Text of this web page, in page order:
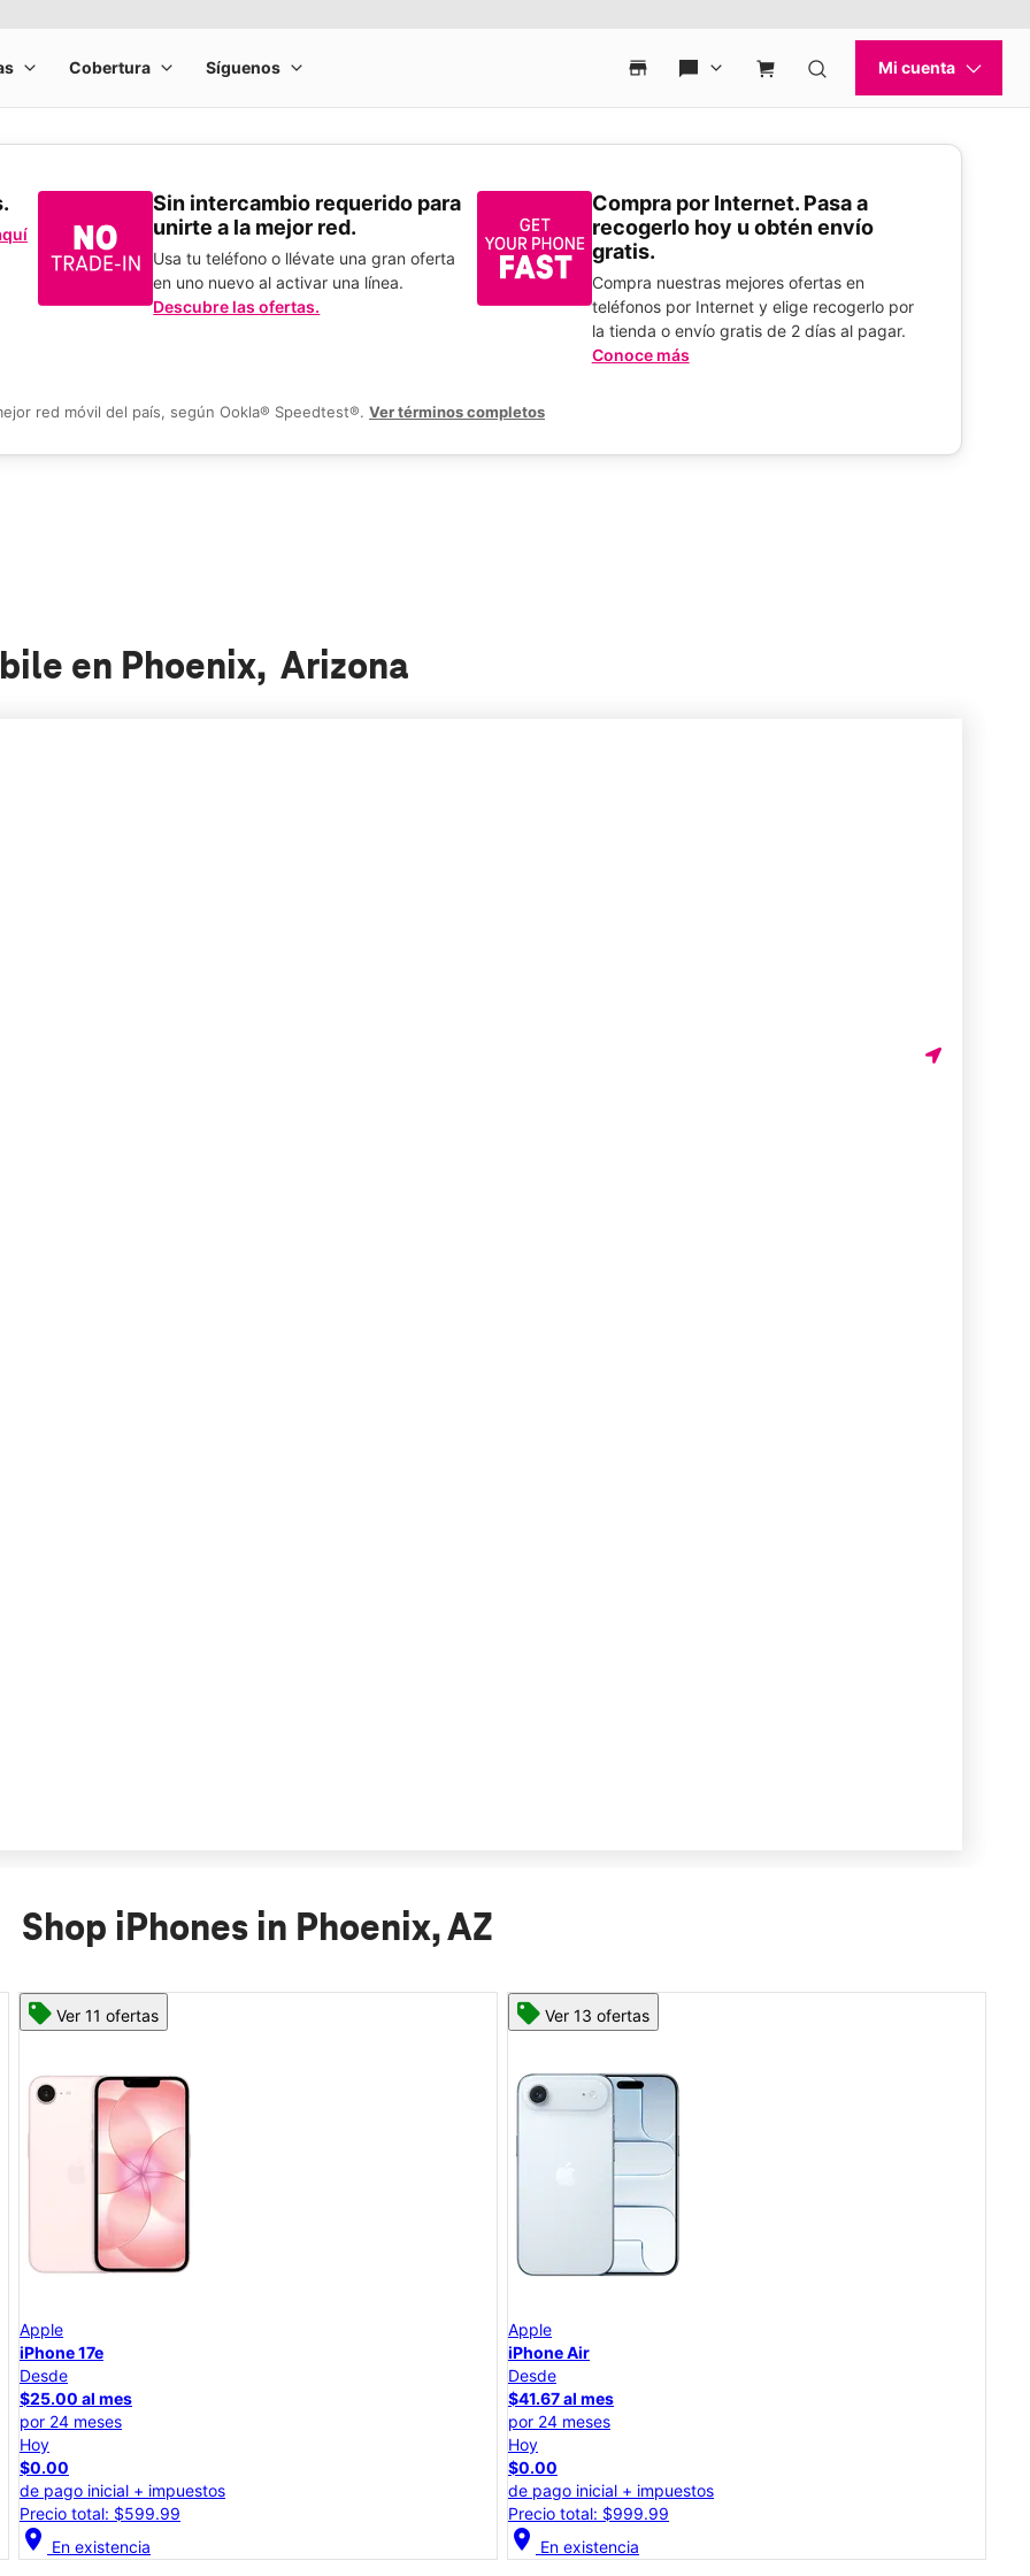
Sin intercambio requerido para
unirte a la mejor red.
Usa tu teléfono o llévate una gran oferta
en uno nuevo al activar una línea.
Descubre las ofertas.
Compra por Internet. Pasa a
recogerlo hoy u obtén envío
gratis.
Compra nuestras mejores ofertas en
teléfonos por Internet y elige recogerlo por
la tienda o envío gratis de 2 días al pagar.
Conoce más
red móvil del país, según Ookla® Speedtest®. Ver términos completos
en Phoenix, Arizona
Shop iPhones in Phoenix, AZ
Ver 11 ofertas
Apple
iPhone 17e
Desde
$25.00 al mes
por 24 meses
Hoy
$0.00
de pago inicial + impuestos
Precio total: $599.99
location_on En existencia
Ver 13 ofertas
Apple
iPhone Air
Desde
$41.67 al mes
por 24 meses
Hoy
$0.00
de pago inicial + impuestos
Precio total: $999.99
location_on En existencia